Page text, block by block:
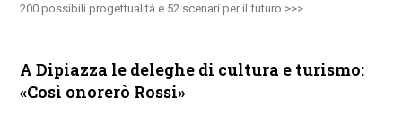
200 possibili progettualità e 52 scenari per il futuro
A Dipiazza le deleghe di cultura e turismo:
«Così onorerò Rossi»